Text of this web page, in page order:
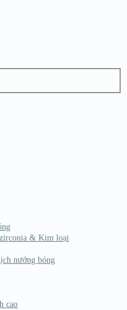
& Kim loại
nướng bóng
cao